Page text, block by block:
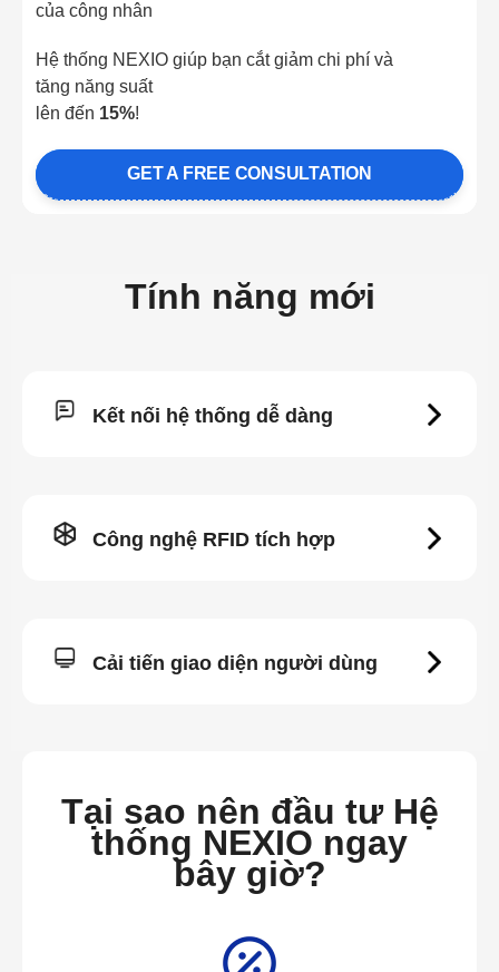
của công nhân
Hệ thống NEXIO giúp bạn cắt giảm chi phí và
tăng năng suất
lên đến 15%!
GET A FREE CONSULTATION
Tính năng mới
Kết nối hệ thống dễ dàng
Công nghệ RFID tích hợp
Cải tiến giao diện người dùng
Tại sao nên đầu tư Hệ
thống NEXIO ngay
bây giờ?